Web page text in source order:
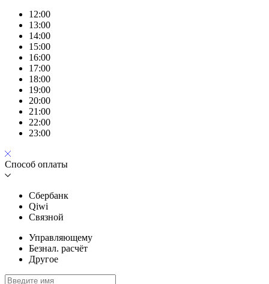
12:00
13:00
14:00
15:00
16:00
17:00
18:00
19:00
20:00
21:00
22:00
23:00
Способ оплаты
Сбербанк
Qiwi
Связной
Управляющему
Безнал. расчёт
Другое